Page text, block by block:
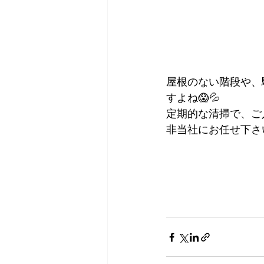
屋根のない階段や
すよね😱💦
定期的な清掃で、
非当社にお任せ下